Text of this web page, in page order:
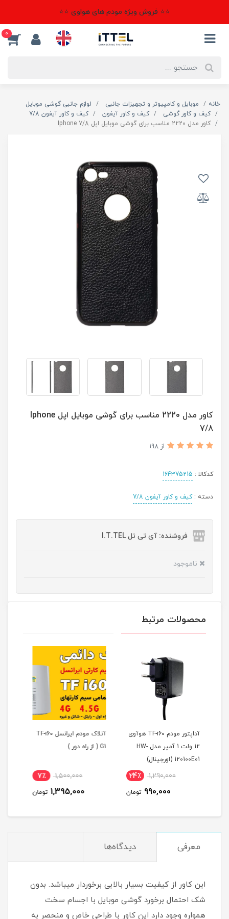
⭐⭐ فروش ویژه مودم های هواوی ⭐⭐
0
خانه موبایل و کامپیوتر و تجهیزات جانبی
لوازم جانبی گوشی موبایل
کیف و کاور گوشی
کیف و کاور آیفون
کیف و کاور آیفون 7/8
کاور مدل 2220 مناسب برای گوشی موبایل اپل Iphone 7/8
کاور مدل 2220 مناسب برای گوشی موبایل اپل Iphone
7/8
از 198
کدکالا : 164375215
دسته :کیف و کاور آیفون 7/8
فروشنده: آی تی تل I.T.TEL
ناموجود
محصولات مرتبط
آنلاک مودم ایرانسل TF-i60
G1 ( از راه دور )
1,500,000 7٪
1,395,000 تومان
سیمکارت 4.5G ایرانسل
(FDD) به همراه آی پی
اینترنت 500 گیگ یک ساله
18,000,000 9٪
16,400,000 تومان
معرفی دیدگاه‌ها
این کاور از کیفیت بسیار بالایی برخوردار میباشد. بدون
شک احتمال برخورد گوشی موبایل با اجسام سخت
همواره وجود دارد این کاور با طراحی خاص و منحصر به